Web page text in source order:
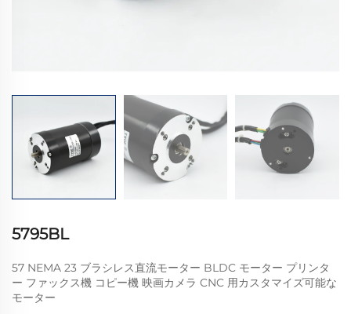
5795BL
57 NEMA 23 ブラシレス直流モーター BLDC モーター プリンタ
ー ファックス機 コピー機 映画カメラ CNC 用カスタマイズ可能な
モーター